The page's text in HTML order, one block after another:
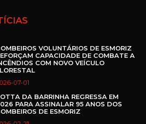
VOLUNTÁRIOS DE ESMORIZ
CAPACIDADE DE COMBATE A
COM NOVO VEÍCULO
07-01
DA BARRINHA REGRESSA EM
PARA ASSINALAR 95 ANOS DOS
DE ESMORIZ